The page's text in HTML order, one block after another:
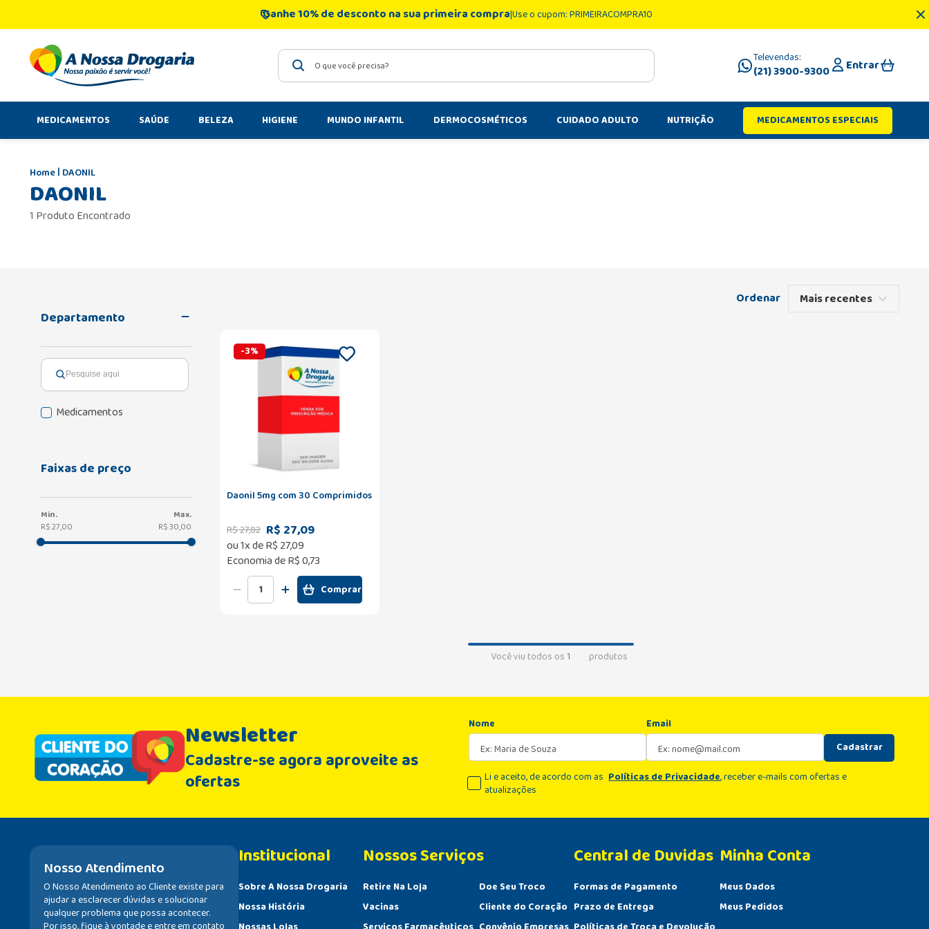
Ganhe 10% de desconto na sua primeira compraUse o cupom: PRIMEIRACOMPRA10
O que você precisa? Televendas:
(21) 3900-9300 Entrar
MEDICAMENTOS SAÚDE BELEZA HIGIENE MUNDO INFANTIL DERMOCOSMÉTICOS CUIDADO ADULTO NUTRIÇÃO MEDICAMENTOS ESPECIAIS
DAONIL
DAONIL
1 Produto Encontrado
Departamento
Medicamentos
Faixas de preço
R$ 27,00 R$ 30,00
Mais recentes
-3%
Daonil 5mg com 30 Comprimidos
R$27,82 R$ 27,09
ou1x deR$ 27,09
Economia deR$ 0,73
Comprar
Você viu todos os1 produtos
Newsletter
Cadastre-se agora aproveite as
ofertas
Nome
Email
Cadastrar
Li e aceito, de acordo com as Políticas de Privacidade, receber e-mails com ofertas e
atualizações
Nosso Atendimento
O Nosso Atendimento ao Cliente existe para
ajudar a esclarecer dúvidas e solucionar
qualquer problema que possa acontecer.
Institucional
Sobre A Nossa Drogaria
Nossa História
Retire Na Loja
Vacinas
Doe Seu Troco
Cliente do Coração
Central de Duvidas
Formas de Pagamento
Prazo de Entrega
Minha Conta
Meus Dados
Meus Pedidos